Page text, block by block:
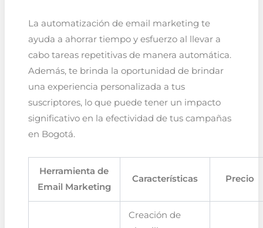
La automatización de email marketing te
ayuda a ahorrar tiempo y esfuerzo al llevar a
cabo tareas repetitivas de manera automática.
Además, te brinda la oportunidad de brindar
una experiencia personalizada a tus
suscriptores, lo que puede tener un impacto
significativo en la efectividad de tus campañas
en Bogotá.
Herramienta de
Email Marketing
Características Precio
Creación de